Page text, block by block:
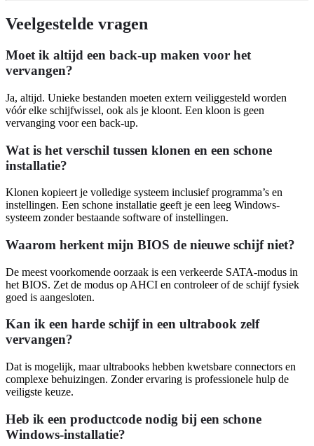
Veelgestelde vragen
Moet ik altijd een back-up maken voor het
vervangen?
Ja, altijd. Unieke bestanden moeten extern veiliggesteld worden
vóór elke schijfwissel, ook als je kloont. Een kloon is geen
vervanging voor een back-up.
Wat is het verschil tussen klonen en een schone
installatie?
Klonen kopieert je volledige systeem inclusief programma’s en
instellingen. Een schone installatie geeft je een leeg Windows-
systeem zonder bestaande software of instellingen.
Waarom herkent mijn BIOS de nieuwe schijf niet?
De meest voorkomende oorzaak is een verkeerde SATA-modus in
het BIOS. Zet de modus op AHCI en controleer of de schijf fysiek
goed is aangesloten.
Kan ik een harde schijf in een ultrabook zelf
vervangen?
Dat is mogelijk, maar ultrabooks hebben kwetsbare connectors en
complexe behuizingen. Zonder ervaring is professionele hulp de
veiligste keuze.
Heb ik een productcode nodig bij een schone
Windows-installatie?